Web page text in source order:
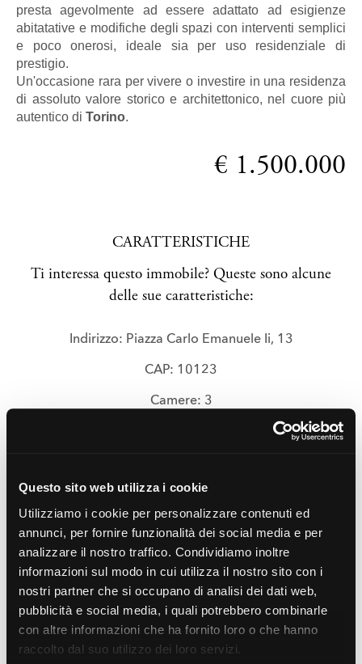
Questo sito web utilizza i cookie
Utilizziamo i cookie per personalizzare contenuti ed
annunci, per fornire funzionalità dei social media e per
analizzare il nostro traffico. Condividiamo inoltre
informazioni sul modo in cui utilizza il nostro sito con i
nostri partner che si occupano di analisi dei dati web,
pubblicità e social media, i quali potrebbero combinarle
con altre informazioni che ha fornito loro o che hanno
raccolto dal suo utilizzo dei loro servizi.
presta agevolmente ad essere adattato ad esigienze
abitatative e modifiche degli spazi con interventi semplici
e poco onerosi, ideale sia per uso residenziale di
prestigio.
Un'occasione rara per vivere o investire in una residenza
di assoluto valore storico e architettonico, nel cuore più
autentico di Torino.
€ 1.500.000
CARATTERISTICHE
Ti interessa questo immobile? Queste sono alcune
delle sue caratteristiche:
Indirizzo: Piazza Carlo Emanuele Ii, 13
CAP: 10123
Camere: 3
Consulta la mappa e scopri le caratteristiche della
zona in cui è ubicato l'immobile: